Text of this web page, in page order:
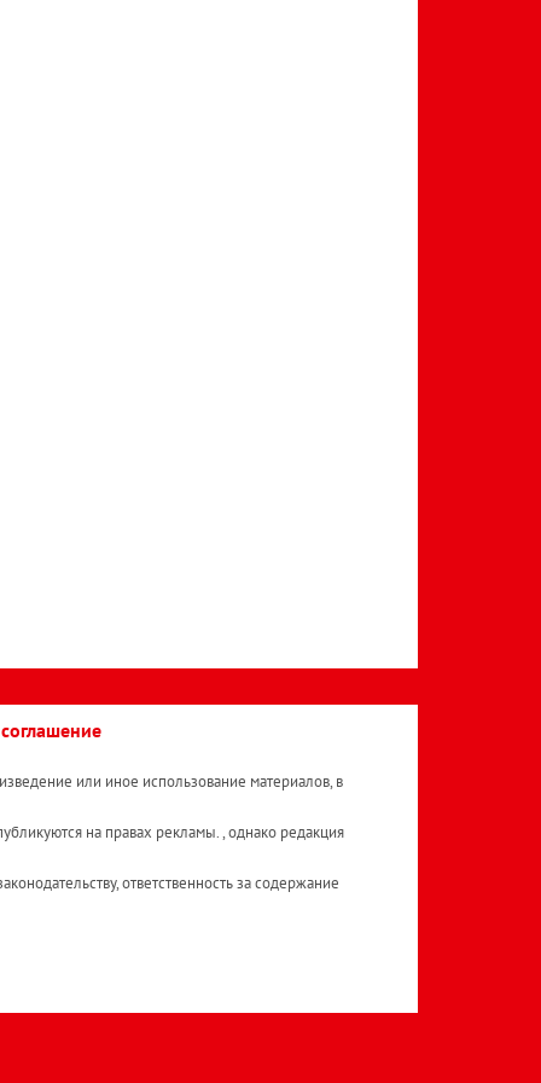
или иное использование материалов, в
на правах рекламы. , однако редакция
ответственность за содержание